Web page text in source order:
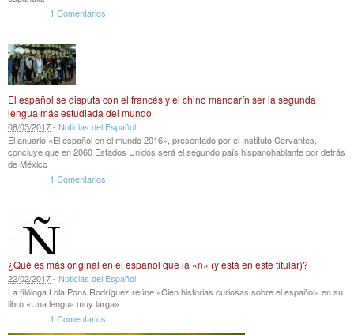
1 Comentarios
El español se disputa con el francés y el chino mandarín ser la segunda
lengua más estudiada del mundo
08/03/2017- Noticias del Español
El anuario «El español en el mundo 2016», presentado por el Instituto Cervantes,
concluye que en 2060 Estados Unidos será el segundo país hispanohablante por detrás
de México
1 Comentarios
¿Qué es más original en el español que la «ñ» (y está en este titular)?
22/02/2017- Noticias del Español
La filóloga Lola Pons Rodríguez reúne «Cien historias curiosas sobre el español» en su
libro «Una lengua muy larga»
1 Comentarios